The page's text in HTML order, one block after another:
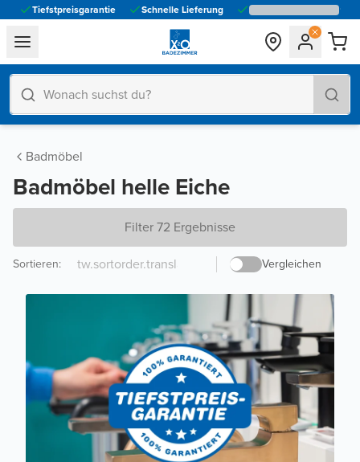
Tiefstpreisgarantie Schnelle Lieferung
general.navigation.toggle_menu.label
Badmöbel
Badmöbel helle Eiche
Filter 72 Ergebnisse
Vergleichen
Sortieren: